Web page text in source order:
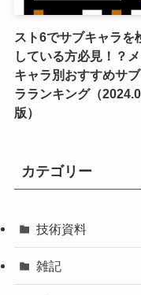
スト6でサブキャラを
している方必見！？
キャラ別おすすめサ
ラランキング（
版）
カテゴリー
技術資料
雑記